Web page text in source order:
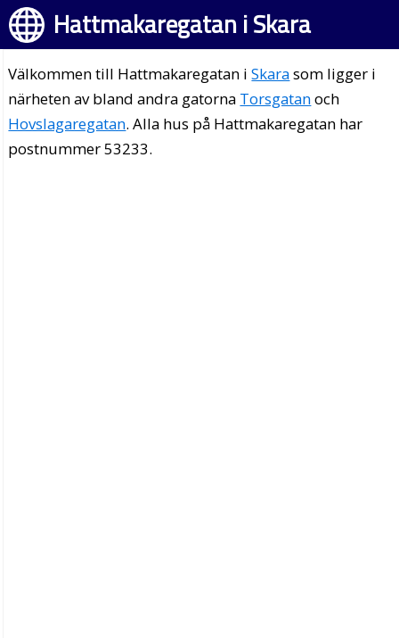
Hattmakaregatan i Skara
Välkommen till Hattmakaregatan iSkarasom ligger i
närheten av bland andra gatorna Torsgatanoch
Hovslagaregatan. Alla hus på Hattmakaregatan har
postnummer 53233.